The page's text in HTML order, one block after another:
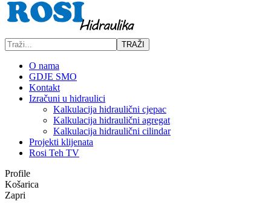
TRAŽI
O nama
GDJE SMO
Kontakt
Izračuni u hidraulici
Kalkulacija hidraulični cjepac
Kalkulacija hidraulični agregat
Kalkulacija hidraulični cilindar
Projekti klijenata
Rosi Teh TV
Profile
Košarica
Zapri